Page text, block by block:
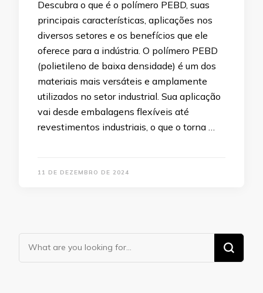
Descubra o que é o polímero PEBD, suas
principais características, aplicações nos
diversos setores e os benefícios que ele
oferece para a indústria. O polímero PEBD
(polietileno de baixa densidade) é um dos
materiais mais versáteis e amplamente
utilizados no setor industrial. Sua aplicação
vai desde embalagens flexíveis até
revestimentos industriais, o que o torna …
11 DE DEZEMBRO DE 2024
Looking
for